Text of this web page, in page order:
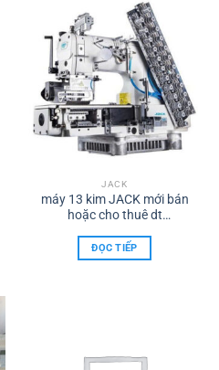
JACK
máy 13 kim JACK mới bán
hoặc cho thuê dt
ĐỌC TIẾP